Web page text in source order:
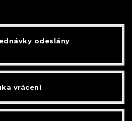
odeslány
vrácení